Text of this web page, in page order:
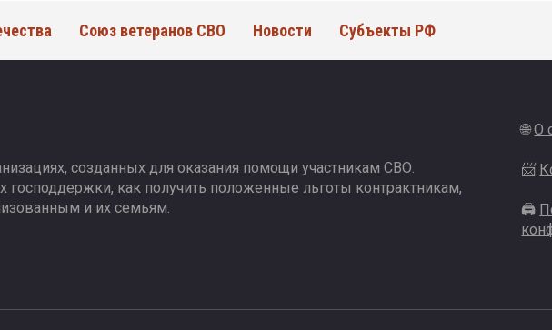
Союз ветеранов СВО Новости Субъекты РФ
созданных для оказания помощи участникам СВО.
господдержки, как получить положенные льготы контрактникам,
и их семьям.
🌐О
📨
🖨